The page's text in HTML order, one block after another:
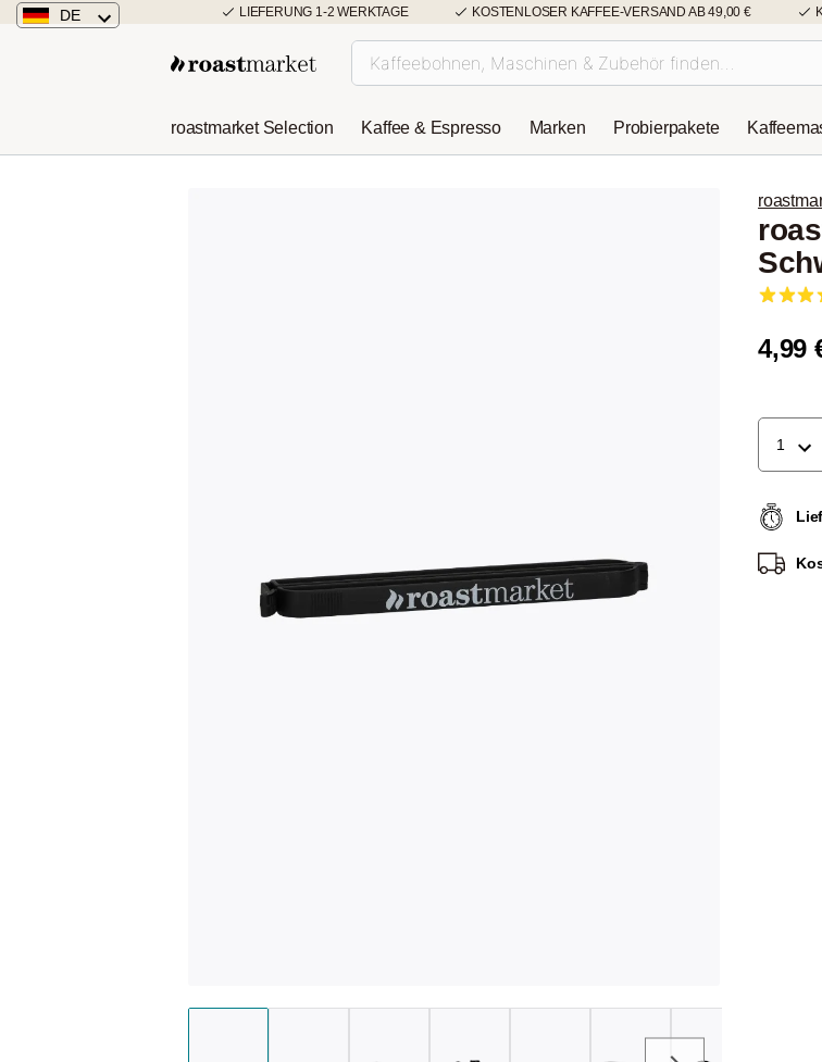
LIEFERUNG 1-2 WERKTAGE KOSTENLOSER KAFFEE-VERSAND AB 49,00 €
DE
Niederlande
roastmarket Selection Kaffee & Espresso Marken Probierpakete
4,99
1